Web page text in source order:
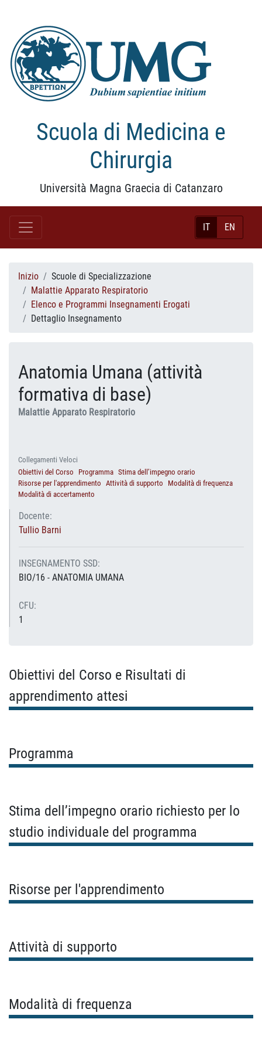
Scuola di Medicina e
Chirurgia
Università Magna Graecia di Catanzaro
IT EN
Inizio
Scuole di Specializzazione
Malattie Apparato Respiratorio
Elenco e Programmi Insegnamenti Erogati
Dettaglio Insegnamento
Anatomia Umana (attività
formativa di base)
Malattie Apparato Respiratorio
Collegamenti Veloci
Obiettivi del Corso
Programma Stima dell’impegno orario
Risorse per l'apprendimento Attività di supporto
Modalità di frequenza
Modalità di accertamento
Docente:
Tullio Barni
INSEGNAMENTO SSD:
BIO/16 - ANATOMIA UMANA
CFU:
1
Obiettivi del Corso e Risultati di
apprendimento attesi
Programma
Stima dell’impegno orario richiesto per lo
studio individuale del programma
Risorse per l'apprendimento
Attività di supporto
Modalità di frequenza